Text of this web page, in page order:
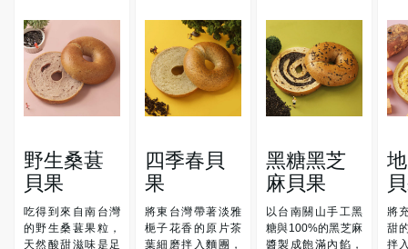
野生桑葚
貝果
吃得到來自南台灣
的野生桑葚果粒，
天然酸甜滋味是足
四季春貝
果
將東台灣帶著淡雅
梔子花香的原片茶
葉細磨拌入麵團，
黑糖黑芝
麻貝果
以台南關山手工黑
糖與100%的黑芝麻
醬製成飽滿內餡，
將
甜
拌